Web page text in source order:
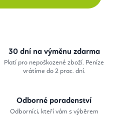
30 dní na výměnu zdarma
Platí pro nepoškozené zboží. Peníze
vrátíme do 2 prac. dní.
Odborné poradenství
Odborníci, kteří vám s výběrem